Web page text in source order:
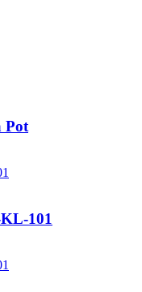
Pot
101